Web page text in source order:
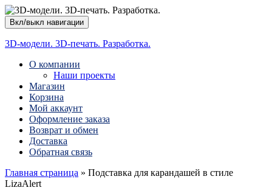
Вкл/выкл навигации
3D-модели. 3D-печать. Разработка.
О компании
Наши проекты
Магазин
Корзина
Мой аккаунт
Оформление заказа
Возврат и обмен
Доставка
Обратная связь
Главная страница » Подставка для карандашей в стиле
LizaAlert